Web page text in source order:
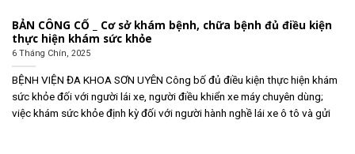
BẢN CÔNG CỐ _ Cơ sở khám bệnh, chữa bệnh đủ điều kiện
thực hiện khám sức khỏe
6 Tháng Chín, 2025
BỆNH VIỆN ĐA KHOA SƠN UYÊN Công bố đủ điều kiện thực hiện khám
sức khỏe đối với người lái xe, người điều khiển xe máy chuyên dùng;
việc khám sức khỏe định kỳ đối với người hành nghề lái xe ô tô và gửi